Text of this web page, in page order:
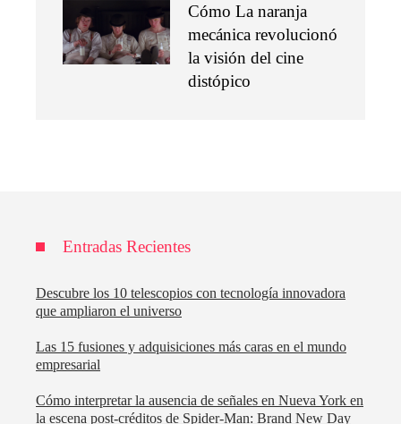
Cómo La naranja
mecánica revolucionó
la visión del cine
distópico
Entradas Recientes
Descubre los 10 telescopios con tecnología innovadora
que ampliaron el universo
Las 15 fusiones y adquisiciones más caras en el mundo
empresarial
Cómo interpretar la ausencia de señales en Nueva York en
la escena post-créditos de Spider-Man: Brand New Day